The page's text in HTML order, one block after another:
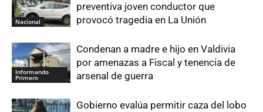
Nacional
preventiva joven conductor que
provocó tragedia en La Unión
Informando
Primero
Condenan a madre e hijo en Valdivia
por amenazas a Fiscal y tenencia de
arsenal de guerra
Gobierno evalúa permitir caza del lobo